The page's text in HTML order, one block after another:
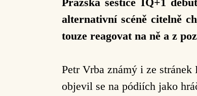
alternativní scéně citelně
touze reagovat na ně a z
Petr Vrba známý i ze
objevil se na pódiích jako